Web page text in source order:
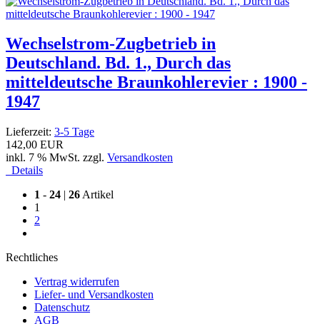
Wechselstrom-Zugbetrieb in
Deutschland. Bd. 1., Durch das
mitteldeutsche Braunkohlerevier : 1900 -
1947
Lieferzeit: 3-5 Tage
142,00 EUR
inkl. 7 % MwSt. zzgl. Versandkosten
Details
1 - 24 | 26 Artikel
1
2
Rechtliches
Vertrag widerrufen
Liefer- und Versandkosten
Datenschutz
AGB